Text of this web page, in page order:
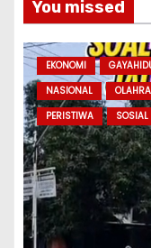
You missed
EKONOMI
NASIONAL
PERISTIWA
SOSIAL